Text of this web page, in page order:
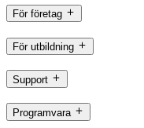
För företag
För utbildning
Support
Programvara